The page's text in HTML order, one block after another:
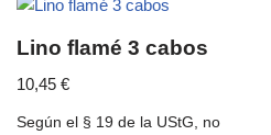
Lino flamé 3 cabos
10,45 €
Según el § 19 de la UStG, no